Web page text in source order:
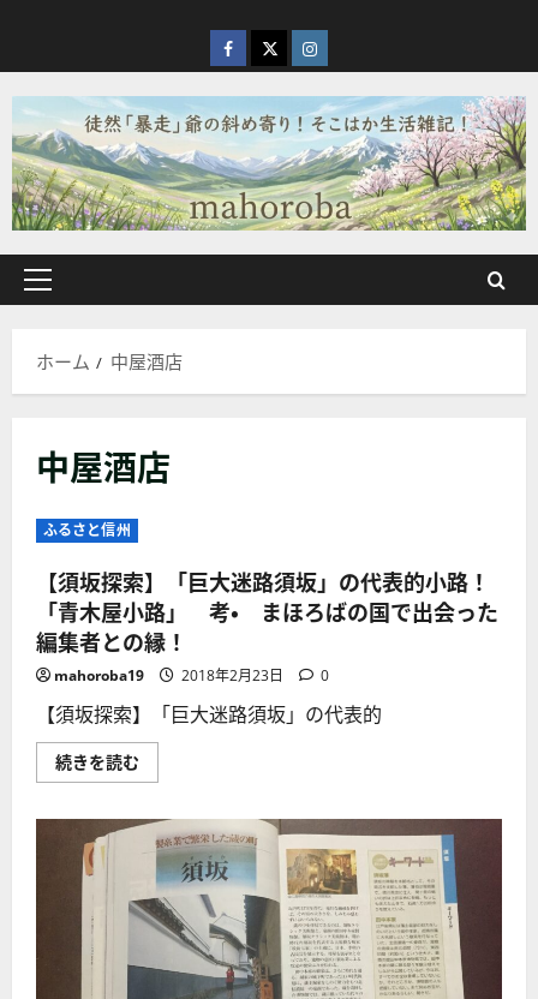
を
ス
キ
ッ
プ
facebook
X Instagram
メ
ン
ー
ホーム 中屋酒店
中屋酒店
ふるさと信州
【須坂探索】「巨大迷路須坂」の代表的小路！
「青木屋小路」 考・ まほろばの国で出会った
編集者との縁！
mahoroba19 2018年2月23日 0
【須坂探索】「巨大迷路須坂」の代表的
続きを読む
坂
「巨
迷
須
坂」
の
表